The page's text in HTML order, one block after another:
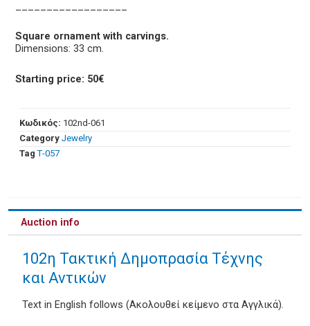
Square ornament with carvings.
Dimensions: 33 cm.
Starting price: 50€
Κωδικός: 102nd-061
Category Jewelry
Tag Τ-057
Auction info
102η Τακτική Δημοπρασία Τέχνης
και Αντικών
Text in English follows (Ακολουθεί κείμενο στα Αγγλικά).